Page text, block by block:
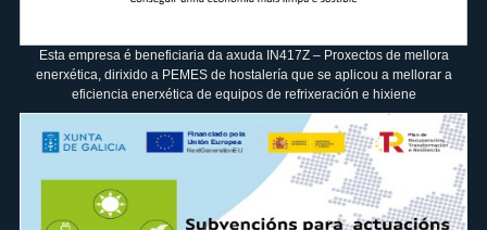
Esta empresa é beneficiaria da axuda IN417Z – Proxectos de mellora
enerxética, dirixido a PEMES de hostalería que se aplicou a mellorar a
eficiencia enerxética de equipos de refrixeración e hixiene